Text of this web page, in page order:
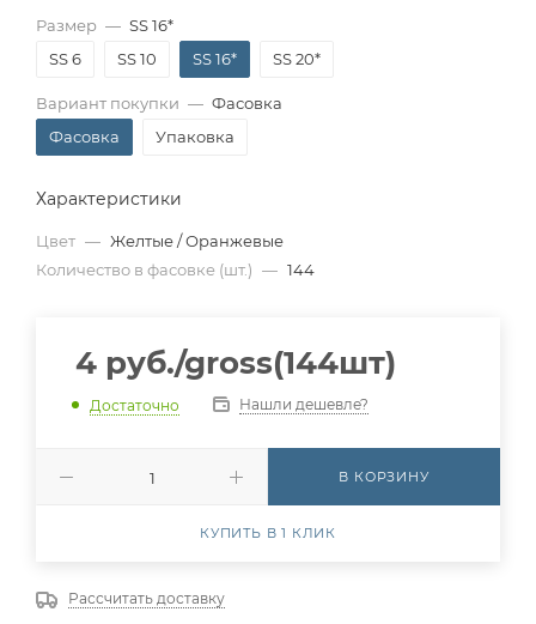
Размер — SS 16*
SS 6
SS 10 SS 16* SS 20*
Вариант покупки — Фасовка
Фасовка
Упаковка
Характеристики
Цвет — Желтые / Оранжевые
Количество в фасовке (шт.) — 144
4 руб./gross(144шт)
Достаточно Нашли дешевле?
В КОРЗИНУ
КУПИТЬ В 1 КЛИК
Рассчитать доставку